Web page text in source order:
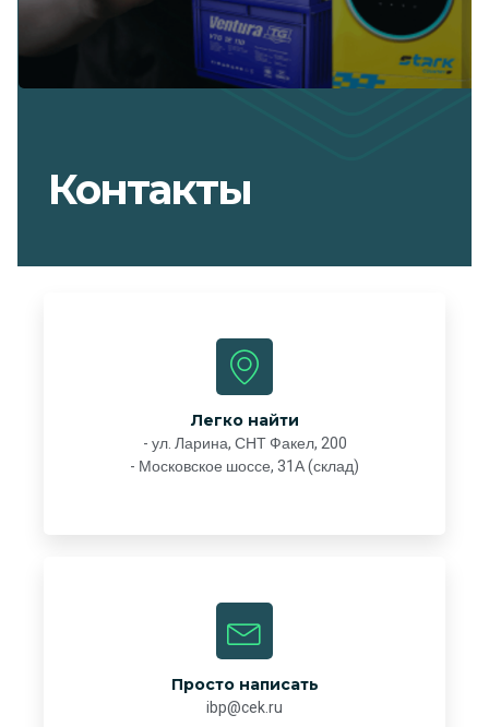
Контакты
Легко найти
- ул. Ларина, СНТ Факел, 200
- Московское шоссе, 31А (склад)
Просто написать
ibp@cek.ru